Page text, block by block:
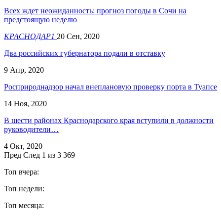
Всех ждет неожиданность: прогноз погоды в Сочи на
предстоящую неделю
КРАСНОДАР1 20 Сен, 2020
Два российских губернатора подали в отставку
9 Апр, 2020
Росприроднадзор начал внеплановую проверку порта в Туапсе
14 Ноя, 2020
В шести районах Краснодарского края вступили в должности
руководители…
4 Окт, 2020
Пред След 1 из 3 369
Топ вчера:
Топ недели:
Топ месяца: